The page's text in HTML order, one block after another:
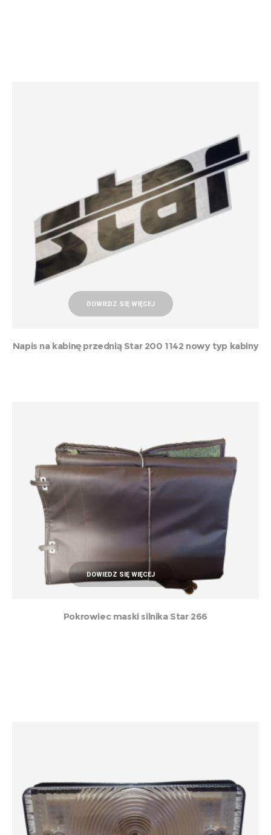
DOWIEDZ SIĘ WIĘCEJ
Napis na kabinę przednią Star 200 1142 nowy typ kabiny
DOWIEDZ SIĘ WIĘCEJ
Pokrowiec maski silnika Star 266